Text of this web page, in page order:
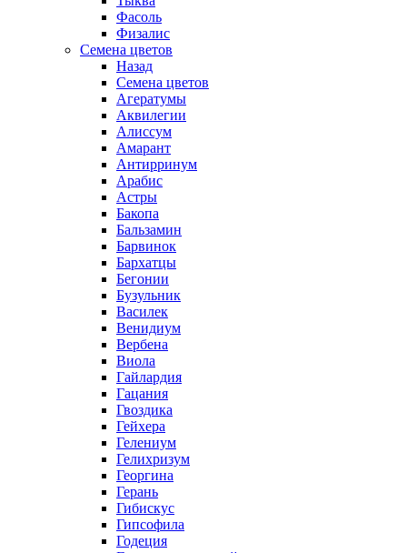
Фасоль
Физалис
Семена цветов
Назад
Семена цветов
Агератумы
Аквилегии
Алиссум
Амарант
Антирринум
Арабис
Астры
Бакопа
Бальзамин
Барвинок
Бархатцы
Бегонии
Бузульник
Василек
Венидиум
Вербена
Виола
Гайлардия
Гацания
Гвоздика
Гейхера
Гелениум
Гелихризум
Георгина
Герань
Гибискус
Гипсофила
Годеция